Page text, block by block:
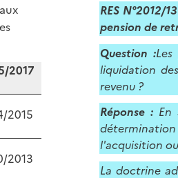
2017
2015
2013
RES N°2012/
pension de
Question :
liquidation
revenu ?
Réponse :
l'acquisition
La doctrine